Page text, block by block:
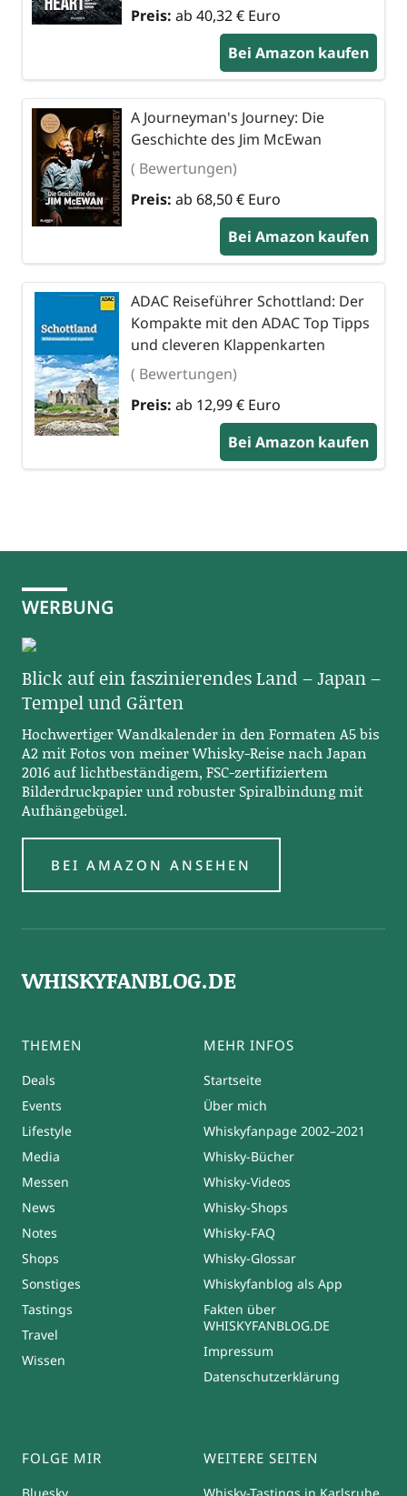
Preis: ab 40,32 € Euro
Bei Amazon kaufen
A Journeyman's Journey: Die
Geschichte des Jim McEwan
( Bewertungen)
Preis: ab 68,50 € Euro
Bei Amazon kaufen
ADAC Reiseführer Schottland: Der
Kompakte mit den ADAC Top Tipps
und cleveren Klappenkarten
( Bewertungen)
Preis: ab 12,99 € Euro
Bei Amazon kaufen
WERBUNG
Blick auf ein faszinierendes Land – Japan –
Tempel und Gärten
Hochwertiger Wandkalender in den Formaten A5 bis
A2 mit Fotos von meiner Whisky-Reise nach Japan
2016 auf lichtbeständigem, FSC-zertifiziertem
Bilderdruckpapier und robuster Spiralbindung mit
Aufhängebügel.
BEI AMAZON ANSEHEN
WHISKYFANBLOG.DE
THEMEN
Deals
Events
Lifestyle
Media
Messen
News
Notes
Shops
Sonstiges
Tastings
Travel
Wissen
MEHR INFOS
Startseite
Über mich
Whiskyfanpage 2002–2021
Whisky-Bücher
Whisky-Videos
Whisky-Shops
Whisky-FAQ
Whisky-Glossar
Whiskyfanblog als App
Fakten über
WHISKYFANBLOG.DE
Impressum
Datenschutzerklärung
FOLGE MIR
Bluesky
WEITERE SEITEN
Whisky-Tastings in Karlsruhe